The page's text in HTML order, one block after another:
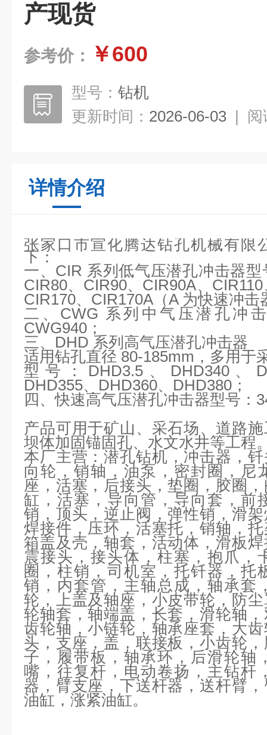
产现货
参考价： ￥600
型号： 钻机
更新时间： 2026-06-03 | 阅
详情介绍
张家口市宣化腾达钻孔机械有限
下：
一、 CIR 系列低气压潜孔冲击器
CIR80、CIR90、CIR90A、
CIR170、CIR170A（A 为快速冲击
二、 CWG 系列中气压潜孔冲
CWG940；
三、 DHD 系列高气压潜孔冲击器
适用钻孔直径 80-185mm，多用于
型号： DHD3.5、DHD340、
DHD355、DHD360、DHD380；
四、快速高气压潜孔冲击器型号：
产品可用于矿山、采石场、道路
坝体加固锚固孔、水文水井等工程
本厂主营：潜孔钻机，冲击器，
向轮，销轴，油泵，密封圈，尼
座，活塞，后接头，垫圈，胶圈
缸，活塞，导向管，导向套，前
销，顶头，逆止阀，弹性销，滑
焊接件，压环，活塞托，销轴，
箱盖及壳，轴套，活动体，滑板
震接头，接头体，柱塞，抱爪，
圈，柱销，司机室，托钎器，托
销，内套管，主轴总成，轴承套
轮，上盖及轴座，小皮带轮，防
轮轴套，轴端盖，长套，滑轮轴
齿轮轴，小链轮，轴承座套，大
头，支座，盖，联接板，小齿轮
子，履带板，轴承环，后滑轮轴
嘴，往复杆，电动卷扬，主钻杆
器，臂支座，下送杆器，送杆臂
油缸，涨紧油缸。